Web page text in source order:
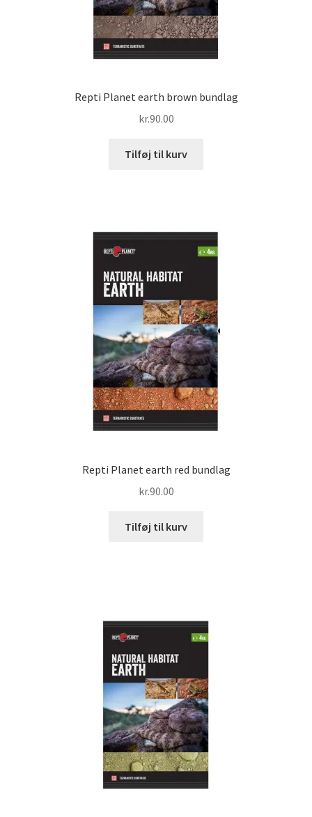
Repti Planet earth brown bundlag
kr.90.00
Tilføj til kurv
Repti Planet earth red bundlag
kr.90.00
Tilføj til kurv